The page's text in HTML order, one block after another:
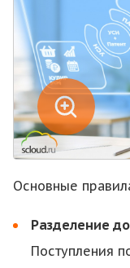
Основные
Разделение
Поступления